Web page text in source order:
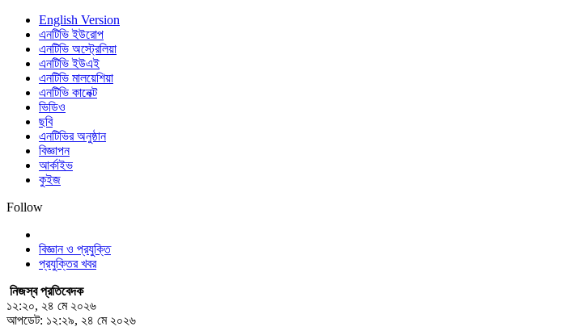
English Version
এনটিভি ইউরোপ
এনটিভি অস্ট্রেলিয়া
এনটিভি ইউএই
এনটিভি মালয়েশিয়া
এনটিভি কানেক্ট
ভিডিও
ছবি
এনটিভির অনুষ্ঠান
বিজ্ঞাপন
আর্কাইভ
কুইজ
Follow
বিজ্ঞান ও প্রযুক্তি
প্রযুক্তির খবর
নিজস্ব প্রতিবেদক
১২:২০, ২৪ মে ২০২৬
আপডেট: ১২:২৯, ২৪ মে ২০২৬